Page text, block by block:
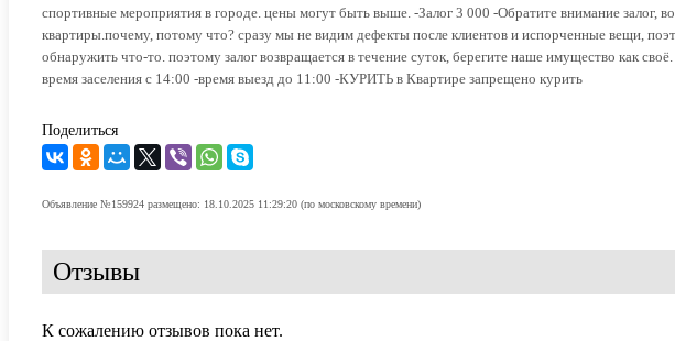
спортивные мероприятия в городе. цены могут быть выше. -Залог 3 000 -Обратите внимание залог,
квартиры.почему, потому что? сразу мы не видим дефекты после клиентов и испорченные вещи,
обнаружить что-то. поэтому залог возвращается в течение суток, берегите наше имущество как
время заселения с 14:00 -время выезд до 11:00 -КУРИТЬ в Квартире запрещено курить
Поделиться
Объявление №159924 размещено: 18.10.2025 11:29:20 (по московскому времени)
Отзывы
К сожалению отзывов пока нет.